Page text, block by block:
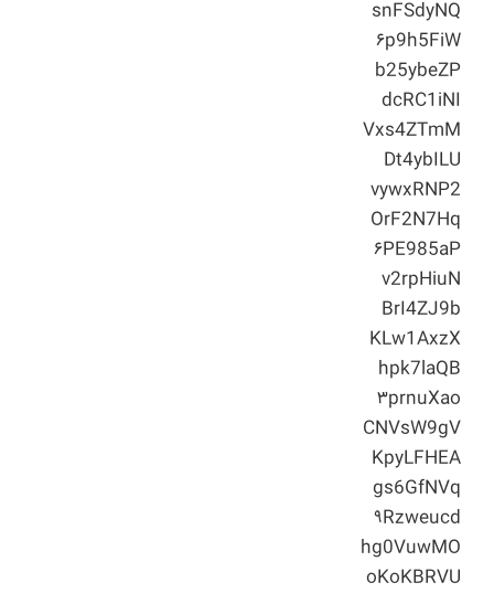
snFSdyNQ
۶p9h5FiW
b25ybeZP
dcRC1iNI
Vxs4ZTmM
Dt4ybILU
vywxRNP2
OrF2N7Hq
۶PE985aP
v2rpHiuN
BrI4ZJ9b
KLw1AxzX
hpk7laQB
۳prnuXao
CNVsW9gV
KpyLFHEA
gs6GfNVq
۹Rzweucd
hg0VuwMO
oKoKBRVU